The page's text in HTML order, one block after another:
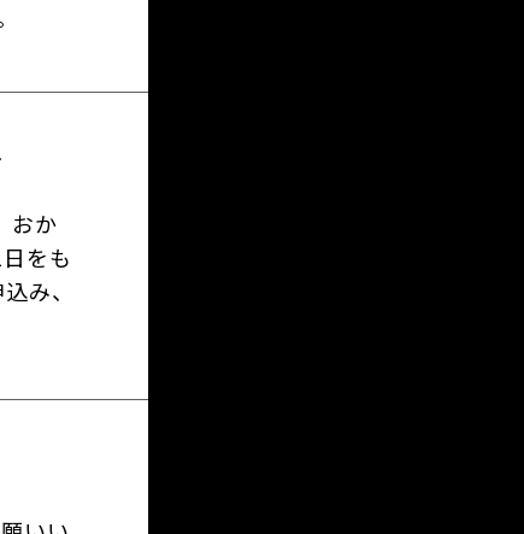
おか
をも
み、